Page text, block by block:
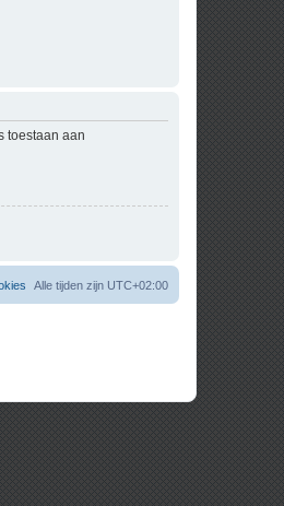
toestaan aan
Alle tijden zijn UTC+02:00